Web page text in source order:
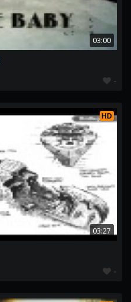
03:00
-
HD
03:27
-